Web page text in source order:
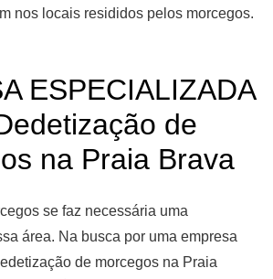
nos locais resididos pelos morcegos.
ESPECIALIZADA
de
na Praia Brava
se faz necessária uma
área. Na busca por uma empresa
de morcegos na Praia